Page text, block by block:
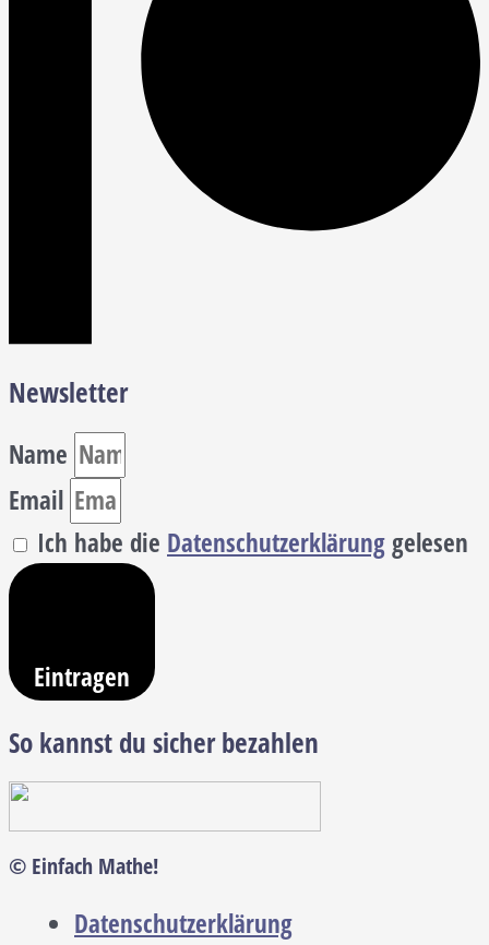
Newsletter
Name
Email
Ich habe die Datenschutzerklärunggelesen
Eintragen
So kannst du sicher bezahlen
© Einfach Mathe!
Datenschutzerklärung